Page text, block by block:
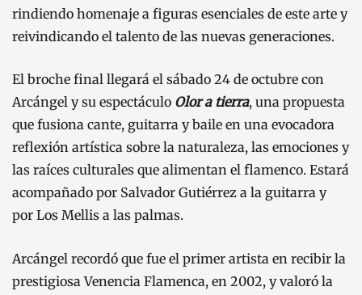
rindiendo homenaje a figuras esenciales de este arte y
reivindicando el talento de las nuevas generaciones.
El broche final llegará el sábado 24 de octubre con
Arcángel y su espectáculo Olor a tierra, una propuesta
que fusiona cante, guitarra y baile en una evocadora
reflexión artística sobre la naturaleza, las emociones y
las raíces culturales que alimentan el flamenco. Estará
acompañado por Salvador Gutiérrez a la guitarra y
por Los Mellis a las palmas.
Arcángel recordó que fue el primer artista en recibir la
prestigiosa Venencia Flamenca, en 2002, y valoró la